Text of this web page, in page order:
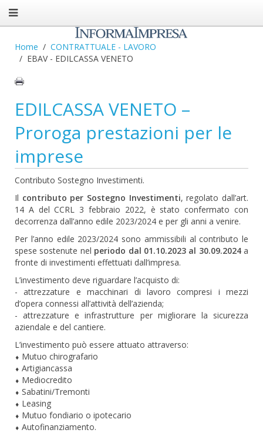
Home
CONTRATTUALE - LAVORO
EBAV - EDILCASSA VENETO
EDILCASSA VENETO –
Proroga prestazioni per le
imprese
Contributo Sostegno Investimenti.
Il contributo per Sostegno Investimenti, regolato dall’art.
14 A del CCRL 3 febbraio 2022, è stato confermato con
decorrenza dall’anno edile 2023/2024 e per gli anni a venire.
Per l’anno edile 2023/2024 sono ammissibili al contributo le
spese sostenute nel periodo dal 01.10.2023 al 30.09.2024 a
fronte di investimenti effettuati dall’impresa.
L’investimento deve riguardare l’acquisto di:
- attrezzature e macchinari di lavoro compresi i mezzi
d’opera connessi all’attività dell’azienda;
- attrezzature e infrastrutture per migliorare la sicurezza
aziendale e del cantiere.
L’investimento può essere attuato attraverso:
⬧ Mutuo chirografario
⬧ Artigiancassa
⬧ Mediocredito
⬧ Sabatini/Tremonti
⬧ Leasing
⬧ Mutuo fondiario o ipotecario
⬧ Autofinanziamento.